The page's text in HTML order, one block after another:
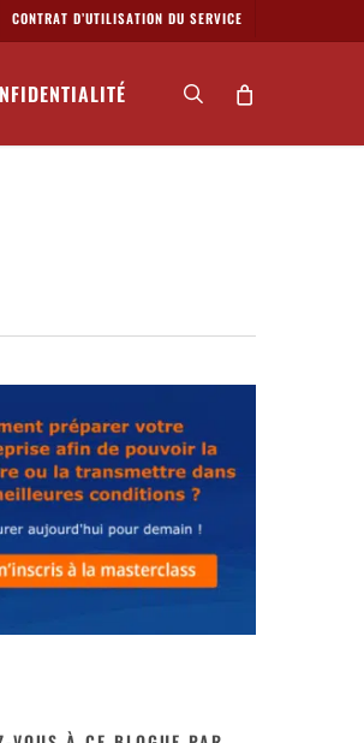
CONTRAT D’UTILISATION DU SERVICE
search